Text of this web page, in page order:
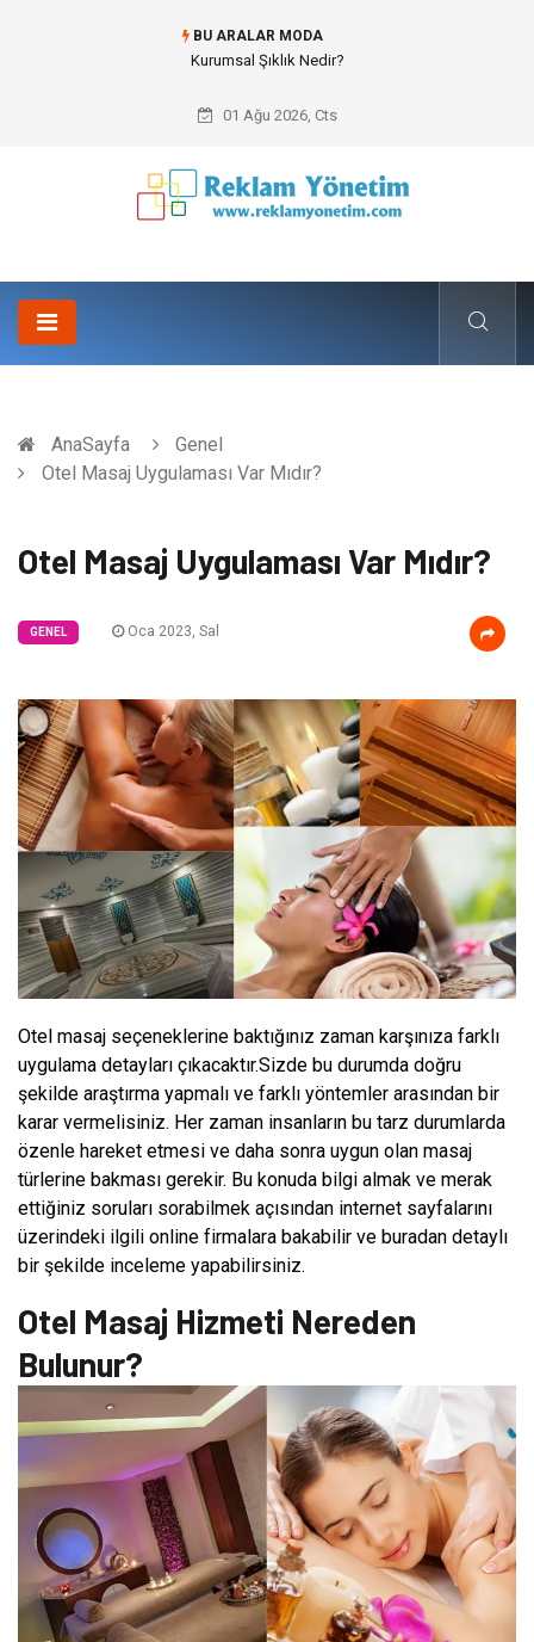
BU ARALAR MODA
Bitumen storage tank (Bitüm depolama tankı) ile Endüstriyel Tesislerde
01 Ağu 2026, Cts
AnaSayfa
Genel
Otel Masaj Uygulaması Var Mıdır?
Otel Masaj Uygulaması Var Mıdır?
GENEL Oca 2023, Sal
Otel masaj seçeneklerine baktığınız zaman karşınıza farklı
uygulama detayları çıkacaktır.Sizde bu durumda doğru
şekilde araştırma yapmalı ve farklı yöntemler arasından bir
karar vermelisiniz. Her zaman insanların bu tarz durumlarda
özenle hareket etmesi ve daha sonra uygun olan masaj
türlerine bakması gerekir. Bu konuda bilgi almak ve merak
ettiğiniz soruları sorabilmek açısından internet sayfalarını
üzerindeki ilgili online firmalara bakabilir ve buradan detaylı
bir şekilde inceleme yapabilirsiniz.
Otel Masaj Hizmeti Nereden
Bulunur?